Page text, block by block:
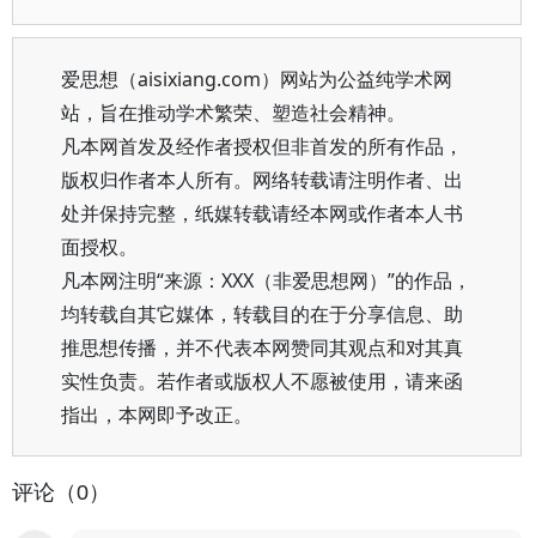
爱思想（aisixiang.com）网站为公益纯学术网
站，旨在推动学术繁荣、塑造社会精神。
凡本网首发及经作者授权但非首发的所有作品，
版权归作者本人所有。网络转载请注明作者、出
处并保持完整，纸媒转载请经本网或作者本人书
面授权。
凡本网注明“来源：XXX（非爱思想网）”的作品，
均转载自其它媒体，转载目的在于分享信息、助
推思想传播，并不代表本网赞同其观点和对其真
实性负责。若作者或版权人不愿被使用，请来函
指出，本网即予改正。
评论（0）